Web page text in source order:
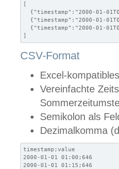
[
{"timestamp":"2000-01-
{"timestamp":"2000-01-
{"timestamp":"2000-01-
]
CSV-Format
Excel-
Vereinfachte
Semikolon als
Dezimalkomma
timestamp;value
2000-01-01 01:00;646
2000-01-01 01:15;646